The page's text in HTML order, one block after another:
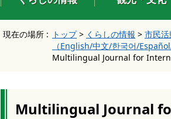
ナ
ビ
ン
現在の場所 : トップ> くらしの情報 > 市民
（English/中文/한국어/
Multilingual Journal for
Multilingual Journal